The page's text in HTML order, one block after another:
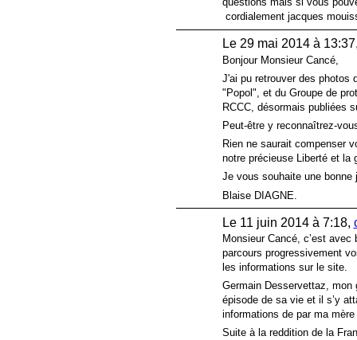
cordialement jacques
Le 29 mai 2014 à
Bonjour Monsieur Cancé,
J'ai pu retrouver des photos
"Popol", et du Groupe de
RCCC, désormais publiées
Peut-être y reconnaîtrez-
Rien ne saurait compenser
notre précieuse Liberté et la
Je vous souhaite une
Blaise DIAGNE.
Le 11 juin 2014 à 7:18,
Monsieur Cancé, c’est avec
parcours progressivement
les informations sur le site.
Germain Desservettaz, mon
épisode de sa vie et il s’y
informations de par ma
Suite à la reddition de la